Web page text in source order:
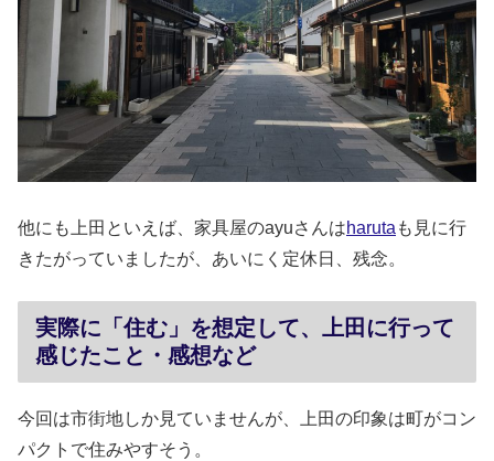
他にも上田といえば、家具屋のayuさんはharuta も見に行
きたがっていましたが、あいにく定休日、残念。
実際に「住む」を想定して、上田に行って
感じたこと・感想など
今回は市街地しか見ていませんが、上田の印象は町がコン
パクトで住みやすそう。